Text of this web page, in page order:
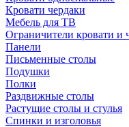
Кровати чердаки
Мебель для ТВ
Ограничители кровати и
Панели
Письменные столы
Подушки
Полки
Раздвижные столы
Растущие столы и стулья
Спинки и изголовья